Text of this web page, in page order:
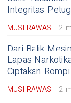
Integritas
MUSI RAWAS 2
Dari Balik
Lapas
Ciptakan
MUSI RAWAS 2